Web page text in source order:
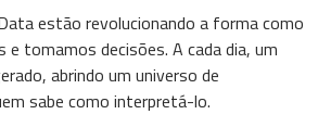
estão revolucionando a forma como
tomamos decisões. A cada dia, um
abrindo um universo de
sabe como interpretá-lo.